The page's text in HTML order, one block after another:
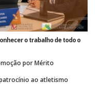
o trabalho de todo o
por Mérito
ao atletismo